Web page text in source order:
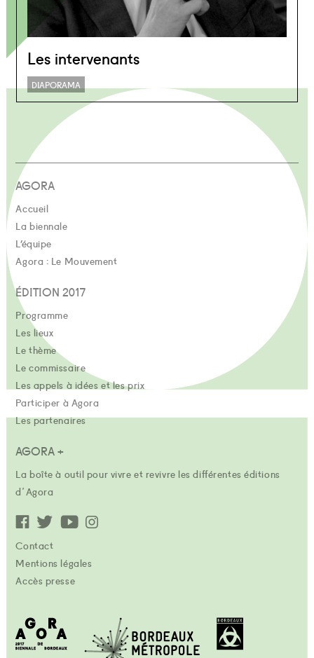
Les intervenants
DIAPORAMA
AGORA
Accueil
La biennale
L’équipe
Agora : Le Mouvement
ÉDITION 2017
Programme
Les lieux
Le thème
Le commissaire
Les appels à idées et les prix
Participer à Agora
Les partenaires
AGORA +
La boîte à outil pour vivre et revivre les différentes éditions
d'Agora
Contact
Mentions légales
Accès presse